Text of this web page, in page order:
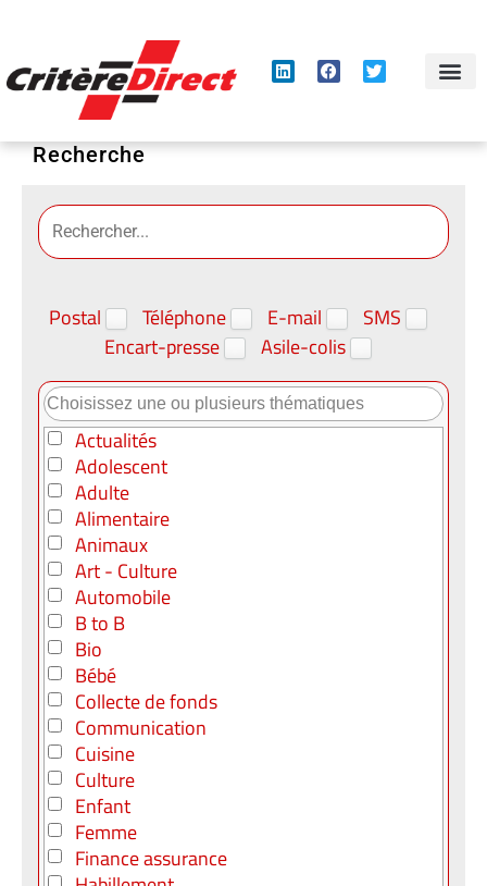
Recherche
Postal Téléphone E-mail
SMS
Encart-presse
Asile-colis
Actualités
Adolescent
Adulte
Alimentaire
Animaux
Art - Culture
Automobile
B to B
Bio
Bébé
Collecte de fonds
Communication
Cuisine
Culture
Enfant
Femme
Finance assurance